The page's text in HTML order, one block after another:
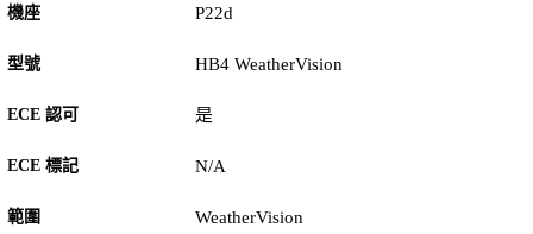
機座 P22d
型號 HB4 WeatherVision
ECE 認可 是
ECE 標記 N/A
範圍 WeatherVision